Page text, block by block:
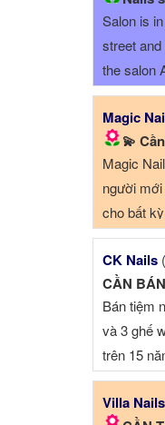
Salon is
street
the salon
details 7
pedicure
Magic
💫
Magic
người
cho bất
CK Nails (
CẦN
Bán tiệm
và 3 ghế
trên 15
tùy nă...
Villa Nails